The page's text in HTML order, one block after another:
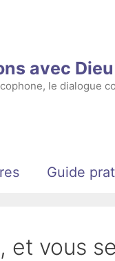
avec
le dialogue
Guide
et vous